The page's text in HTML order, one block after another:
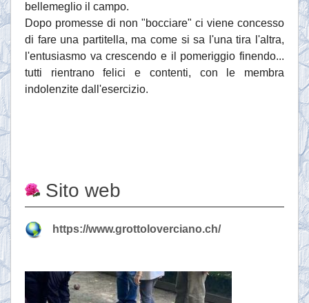
bellemeglio il campo.
Dopo promesse di non "bocciare" ci viene concesso
di fare una partitella, ma come si sa l'una tira l'altra,
l'entusiasmo va crescendo e il pomeriggio finendo...
tutti rientrano felici e contenti, con le membra
indolenzite dall'esercizio.
Sito web
https://www.grottoloverciano.ch/